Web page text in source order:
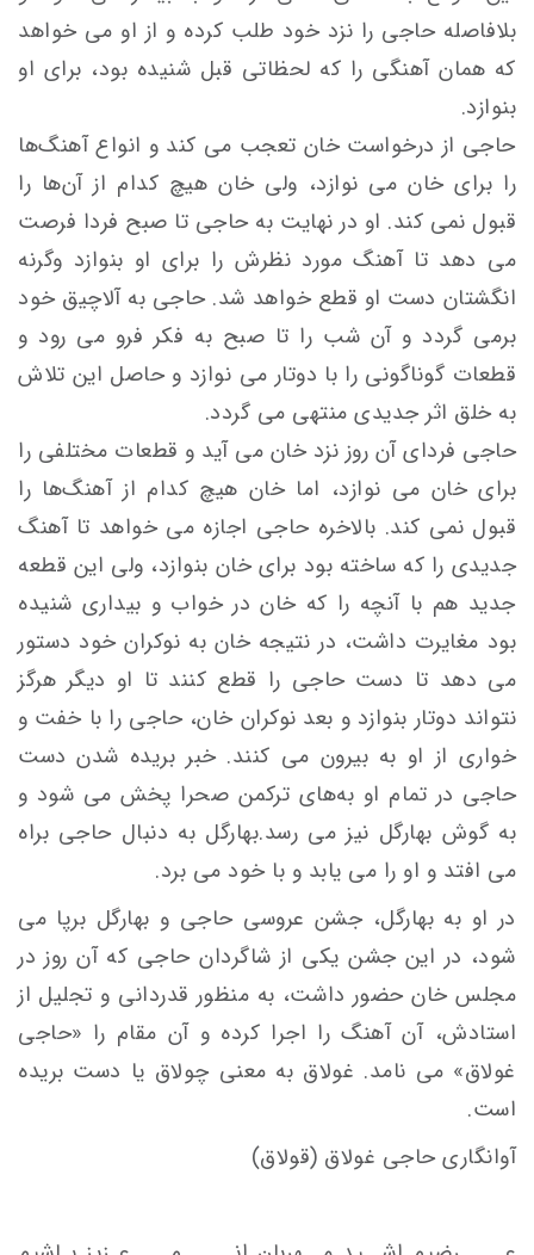
بلافاصله حاجی را نزد خود طلب كرده و از او می خواهد
كه همان آهنگی را كه لحظاتی قبل شنيده بود، برای او
بنوازد.
حاجی از درخواست خان تعجب می كند و انواع آهنگ‌ها
را برای خان می نوازد، ولی خان هيچ كدام از آن‌ها را
قبول نمی كند. او در نهايت به حاجی تا صبح فردا فرصت
می دهد تا آهنگ مورد نظرش را برای او بنوازد وگرنه
انگشتان دست او قطع خواهد شد. حاجی به آلاچيق خود
برمی گردد و آن شب را تا صبح به فكر فرو می رود و
قطعات گوناگونی را با دوتار می نوازد و حاصل اين تلاش
به خلق اثر جديدی منتهی می گردد.
حاجی فردای آن روز نزد خان می آيد و قطعات مختلفی را
برای خان می نوازد، اما خان هيچ كدام از آهنگ‌ها را
قبول نمی كند. بالاخره حاجی اجازه می خواهد تا آهنگ
جديدی را كه ساخته بود برای خان بنوازد، ولی اين قطعه
جديد هم با آنچه را که خان در خواب و بيداری شنيده
بود مغايرت داشت، در نتيجه خان به نوكران خود دستور
می دهد تا دست حاجی را قطع كنند تا او ديگر هرگز
نتواند دوتار بنوازد و بعد نوكران خان، حاجی را با خفت و
خواری از او به بيرون می کنند. خبر بريده شدن دست
حاجی در تمام او به‌های تركمن صحرا پخش می شود و
به گوش بهارگل نيز می رسد.بهارگل به دنبال حاجی براه
می افتد و او را می يابد و با خود می برد.
در او به بهارگل، جشن عروسی حاجی و بهارگل برپا می
شود، در اين جشن يكی از شاگردان حاجی كه آن روز در
مجلس خان حضور داشت، به منظور قدردانی و تجليل از
استادش، آن آهنگ را اجرا کرده و آن مقام را «حاجی
غولاق» می نامد. غولاق به معنی چولاق يا دست بريده
است.
آوانگاری حاجی غولاق (قولاق)